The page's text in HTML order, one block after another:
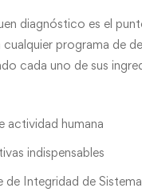
diagnóstico es el
cualquier programa de
cada uno de sus
actividad humana
indispensables
de Integridad de